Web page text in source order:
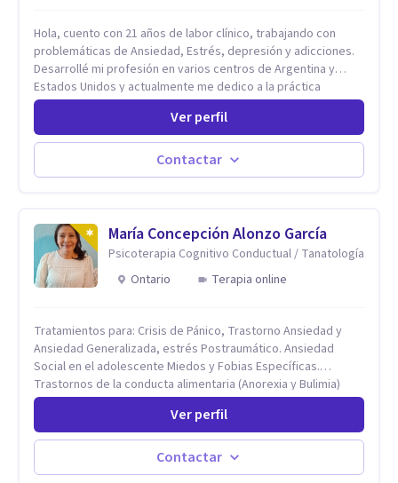
Hola, cuento con 21 años de labor clínico, trabajando con
problemáticas de Ansiedad, Estrés, depresión y adicciones.
Desarrollé mi profesión en varios centros de Argentina y
Estados Unidos y actualmente me dedico a la práctica
privada. Utilizo terapias cognitivas conductuales basadas en
evidencia científica con comprobados resultados. Los
objetivos terapéuticos están centrados en brindar
herramientas concretas para el cambio, que permitan
desarrollar nuevas habilidades y estrategias basadas en la
Ver perfil
Contactar
María Concepción Alonzo García
Psicoterapia Cognitivo Conductual / Tanatología
Ontario
Terapia online
Tratamientos para: Crisis de Pánico, Trastorno Ansiedad y
Ansiedad Generalizada, estrés Postraumático. Ansiedad
Social en el adolescente Miedos y Fobias Específicas.
Trastornos de la conducta alimentaria (Anorexia y Bulimia)
Modificación conductas no deseadas. Impulsividad,
conductas obsesivas, compulsividad. Trastorno obsesivo
compulsivo. Tratamiento Eficaz para la Depresión (AC)
Evaluación, contención e intervención en riesgo Suicida
Conductas autolesivas en el adolescente. Problemas con el
Ver perfil
Contactar